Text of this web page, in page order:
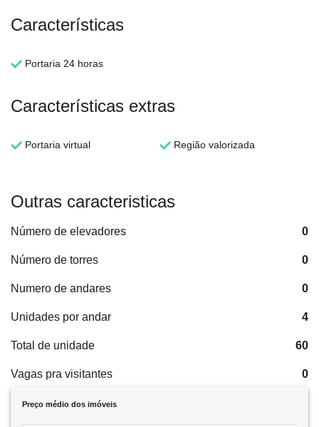
Características
Portaria 24 horas
Características extras
Portaria virtual Região valorizada
Outras caracteristicas
Número de elevadores 0
Número de torres 0
Numero de andares 0
Unidades por andar 4
Total de unidade 60
Vagas pra visitantes 0
Preço médio dos imóveis